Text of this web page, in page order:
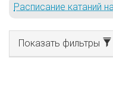
Расписание катаний
Показать фильтры